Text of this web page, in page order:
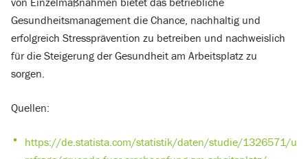
Gesundheitsmanagement die Chance, nachhaltig und
erfolgreich Stressprävention zu betreiben und nachweislich
für die Steigerung der Gesundheit am Arbeitsplatz zu
sorgen.
Quellen:
https://de.statista.com/statistik/daten/studie/1326571/u